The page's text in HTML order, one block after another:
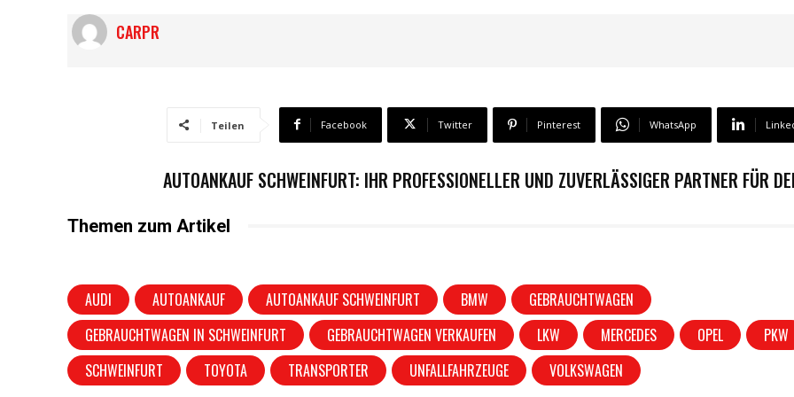
CARPR
Teilen Facebook Twitter Pinterest WhatsApp
AUTOANKAUF SCHWEINFURT: IHR PROFESSIONELLER UND ZUVERLÄSSIGER PARTNER FÜR
Themen zum Artikel
AUDI AUTOANKAUF AUTOANKAUF SCHWEINFURT BMW
GEBRAUCHTWAGEN
GEBRAUCHTWAGEN IN SCHWEINFURT
GEBRAUCHTWAGEN VERKAUFEN LKW MERCEDES OPEL
PKW
SCHWEINFURT
TOYOTA TRANSPORTER UNFALLFAHRZEUGE VOLKSWAGEN